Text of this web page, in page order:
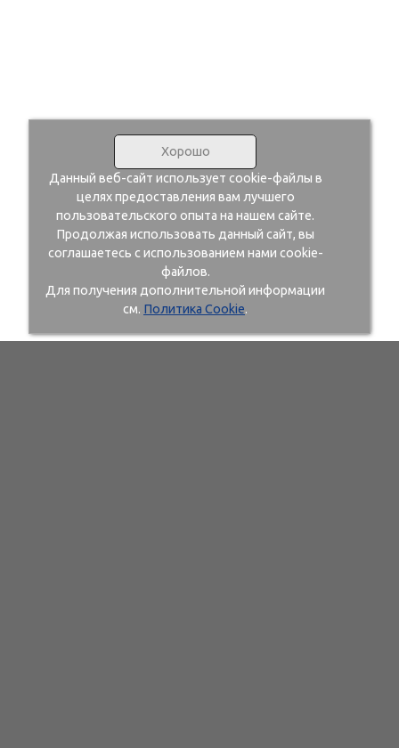
Хорошо
Данный веб-сайт использует cookie-файлы в
целях предоставления вам лучшего
пользовательского опыта на нашем сайте.
Продолжая использовать данный сайт, вы
соглашаетесь с использованием нами cookie-
файлов.
Для получения дополнительной информации
см. Политика Cookie.